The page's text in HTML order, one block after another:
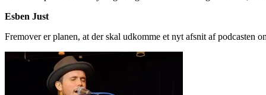
Esben Just
Fremover er planen, at der skal udkomme et nyt afsnit af podcasten